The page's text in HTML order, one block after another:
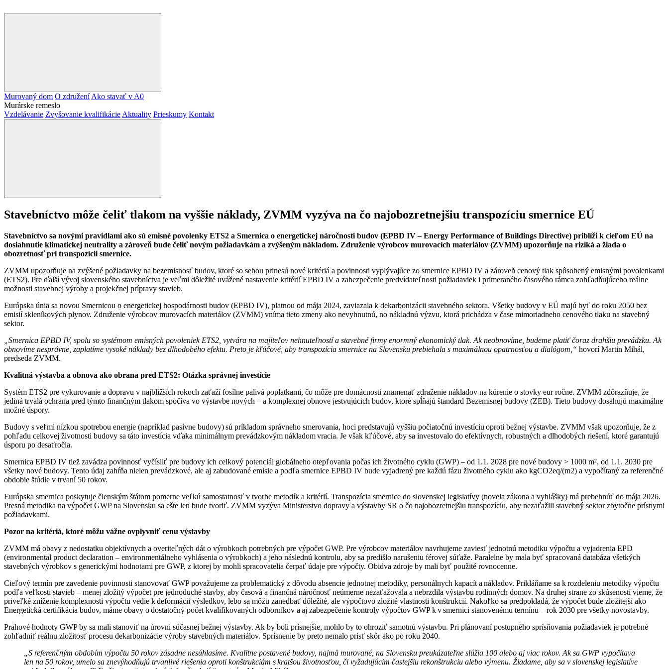
Murovaný dom O združení Ako stavať v A0
Murárske remeslo
Vzdelávanie Zvyšovanie kvalifikácie Aktuality Prieskumy Kontakt
Stavebníctvo môže čeliť tlakom na vyššie náklady, ZVMM vyzýva na čo najobozretnejšiu transpozíciu smernice EÚ
Stavebníctvo sa novými pravidlami ako sú emisné povolenky ETS2 a Smernica o energetickej náročnosti budov (EPBD IV – Energy Performance of Buildings Directive) priblíži k cieľom EÚ na
dosiahnutie klimatickej neutrality a zároveň bude čeliť novým požiadavkám a zvýšeným nákladom. Združenie výrobcov murovacích materiálov (ZVMM) upozorňuje na riziká a žiada o
obozretnosť pri transpozícii smernice.
ZVMM upozorňuje na zvýšené požiadavky na bezemisnosť budov, ktoré so sebou prinesú nové kritériá a povinnosti vyplývajúce zo smernice EPBD IV a zároveň cenový tlak spôsobený emisnými povolenkami
(ETS2). Pre ďalší vývoj slovenského stavebníctva je veľmi dôležité uvážené nastavenie kritérií EPBD IV a zabezpečenie predvídateľnosti požiadaviek i primeraného časového rámca zohľadňujúceho reálne
možnosti stavebnej výroby a projekčnej prípravy stavieb.
Európska únia sa novou Smernicou o energetickej hospodárnosti budov (EPBD IV), platnou od mája 2024, zaviazala k dekarbonizácii stavebného sektora. Všetky budovy v EÚ majú byť do roku 2050 bez
emisií skleníkových plynov. Združenie výrobcov murovacích materiálov (ZVMM) vníma tieto zmeny ako nevyhnutnú, no nákladnú výzvu, ktorá prichádza v čase mimoriadneho cenového tlaku na stavebný
sektor.
„Smernica EPBD IV, spolu so systémom emisných povoleniek ETS2, vytvára na majiteľov nehnuteľností a stavebné firmy enormný ekonomický tlak. Ak neobnovíme, budeme platiť čoraz drahšiu prevádzku. Ak
obnovíme nesprávne, zaplatíme vysoké náklady bez dlhodobého efektu. Preto je kľúčové, aby transpozícia smernice na Slovensku prebiehala s maximálnou opatrnosťou a dialógom,“ hovorí Martin Mihál,
predseda ZVMM.
Kvalitná výstavba a obnova ako obrana pred ETS2: Otázka správnej investície
Systém ETS2 pre vykurovanie a dopravu v najbližších rokoch zaťaží fosílne palivá poplatkami, čo môže pre domácnosti znamenať zdraženie nákladov na kúrenie o stovky eur ročne. ZVMM zdôrazňuje, že
jediná trvalá ochrana pred týmto finančným tlakom spočíva vo výstavbe nových – a komplexnej obnove jestvujúcich budov, ktoré spĺňajú štandard Bezemisnej budovy (ZEB). Tieto budovy dosahujú maximálne
možné úspory.
Budovy s veľmi nízkou spotrebou energie (napríklad pasívne budovy) sú príkladom správneho smerovania, hoci predstavujú vyššiu počiatočnú investíciu oproti bežnej výstavbe. ZVMM však upozorňuje, že z
pohľadu celkovej životnosti budovy sa táto investícia vďaka minimálnym prevádzkovým nákladom vracia. Je však kľúčové, aby sa investovalo do efektívnych, robustných a dlhodobých riešení, ktoré garantujú
úsporu po desaťročia.
Smernica EPBD IV tiež zavádza povinnosť vyčísliť pre budovy ich celkový potenciál globálneho otepľovania počas ich životného cyklu (GWP) – od 1.1. 2028 pre nové budovy > 1000 m², od 1.1. 2030 pre
všetky nové budovy. Tento údaj zahŕňa nielen prevádzkové, ale aj zabudované emisie a podľa smernice EPBD IV bude vyjadrený pre každú fázu životného cyklu ako kgCO2eq/(m2) a vypočítaný za referenčné
obdobie štúdie v trvaní 50 rokov.
Európska smernica poskytuje členským štátom pomerne veľkú samostatnosť v tvorbe metodík a kritérií. Transpozícia smernice do slovenskej legislatívy (novela zákona a vyhlášky) má prebehnúť do mája 2026.
Presná metodika na výpočet GWP na Slovensku sa ešte len bude tvoriť. ZVMM vyzýva Ministerstvo dopravy a výstavby SR o čo najobozretnejšiu transpozíciu, aby nezaťažili stavebný sektor zbytočne prísnymi
požiadavkami.
Pozor na kritériá, ktoré môžu vážne ovplyvniť cenu výstavby
ZVMM má obavy z nedostatku objektívnych a overiteľných dát o výrobkoch potrebných pre výpočet GWP. Pre výrobcov materiálov navrhujeme zaviesť jednotnú metodiku výpočtu a vyjadrenia EPD
(environmental product declaration – environmentálneho vyhlásenia o výrobkoch) a jeho následnú kontrolu, aby sa predišlo narušeniu férovej súťaže. Paralelne by mala byť spracovaná databáza všetkých
stavebných výrobkov s generickými hodnotami pre GWP, z ktorej by mohli spracovatelia čerpať údaje pre výpočty. Obidva zdroje by mali byť použité rovnocenne.
Cieľový termín pre zavedenie povinnosti stanovovať GWP považujeme za problematický z dôvodu absencie jednotnej metodiky, personálnych kapacít a nákladov. Prikláňame sa k rozdeleniu metodiky výpočtu
podľa veľkosti stavieb – menej zložitý výpočet pre jednoduché stavby, aby časová a finančná náročnosť neúmerne nezaťažovala a nebrzdila výstavbu rodinných domov. Na druhej strane zo skúseností vieme, že
priveľké zníženie komplexnosti výpočtu vedie k deformácii výsledkov, lebo sa môžu zanedbať dôležité, ale výpočtovo zložité vlastnosti konštrukcií. Nakoľko sa predpokladá, že výpočet bude zložitejší ako
Energetická certifikácia budov, máme obavy o dostatočný počet kvalifikovaných odborníkov a aj zabezpečenie kontroly výpočtov GWP k v smernici stanovenému termínu – rok 2030 pre všetky novostavby.
Prahové hodnoty GWP by sa mali stanoviť na úrovni súčasnej bežnej výstavby. Ak by boli prísnejšie, mohlo by to ohroziť samotnú výstavbu. Pri plánovaní postupného sprísňovania požiadaviek je potrebné
zohľadniť reálnu zložitosť procesu dekarbonizácie výroby stavebných materiálov. Sprísnenie by preto nemalo prísť skôr ako po roku 2040.
„S referenčným obdobím výpočtu 50 rokov zásadne nesúhlasíme. Kvalitne postavené budovy, najmä murované, na Slovensku preukázateľne slúžia 100 alebo aj viac rokov. Ak sa GWP vypočítava
len na 50 rokov, umelo sa znevýhodňujú trvanlivé riešenia oproti konštrukciám s kratšou životnosťou, či vyžadujúcim častejšiu rekonštrukciu alebo výmenu. Žiadame, aby sa v slovenskej legislatíve